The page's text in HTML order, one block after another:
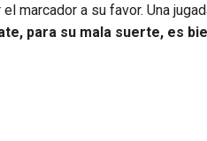
marcador a su favor. Una
para su mala suerte, es